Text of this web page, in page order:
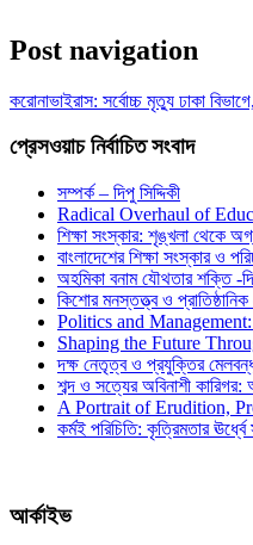
Post navigation
করোনাভাইরাস: সর্বোচ্চ মৃত্যু ঢাকা
প্রেসওয়াচ নির্বাচিত সংবাদ
সম্পর্ক – দিপু সিদ্দিকী
Radical Overhaul of
শিক্ষা সংস্কার: শৃঙ্খলা থেকে
বাংলাদেশের শিক্ষা সংস্কার ও
অহমিকা বনাম যৌথতার শক্তি -
কিশোর মনস্তত্ত্ব ও
Politics and
Shaping the Future
দক্ষ নেতৃত্ব ও প্রযুক্তির
শব্দ ও সত্যের অবিনাশী
A Portrait of Erudition,
কর্মই পরিচিতি: কৃত্রিমতার ঊর্ধ্বে
আর্কাইভ